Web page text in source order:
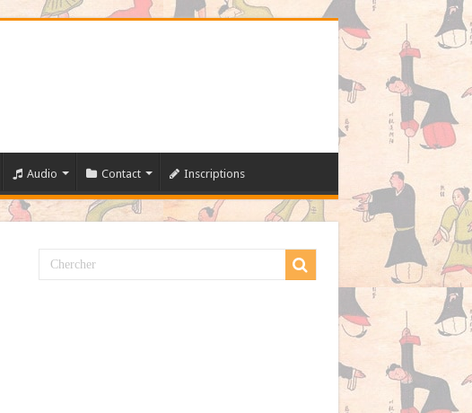
Audio Contact Inscriptions